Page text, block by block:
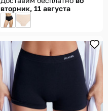
вторник, 11 августа